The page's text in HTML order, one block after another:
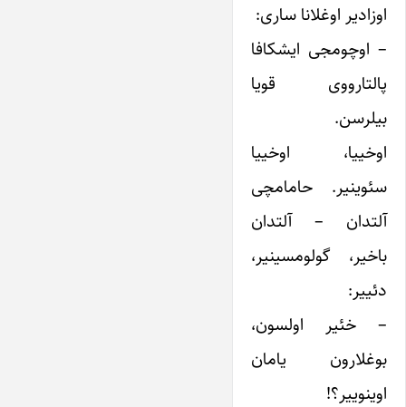
اوزادیر اوغلانا ساری:
– اوچومجی ایشکافا
پالتارووی قویا
بیلرسن. ‌ ‌ ‌ ‌
اوخییا، اوخییا
سئوینیر. حامامچی
آلتدان – آلتدان
باخیر، گولومسینیر،
دئییر:
– خئیر اولسون،
بوغلارون یامان
اوینوییر؟!